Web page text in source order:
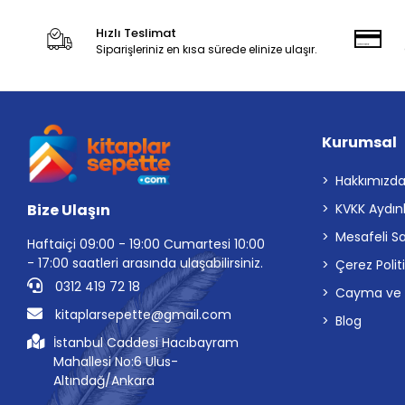
Hızlı Teslimat
Siparişleriniz en kısa sürede elinize ulaşır.
Bize Ulaşın
Haftaiçi 09:00 - 19:00 Cumartesi 10:00
- 17:00 saatleri arasında ulaşabilirsiniz.
0312 419 72 18
kitaplarsepette@gmail.com
İstanbul Caddesi Hacıbayram
Mahallesi No:6 Ulus-
Altındağ/Ankara
Kurumsal
KVKK
Mesafeli
Çerez
Cayma ve
Blog